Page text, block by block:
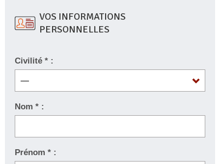
VOS INFORMATIONS
PERSONNELLES
Civilité * :
Nom * :
Prénom * :